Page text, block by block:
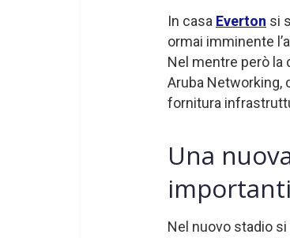
In casa Everton si
ormai imminente
Nel mentre però la
Aruba Networking,
fornitura
Una
Nel nuovo stadio